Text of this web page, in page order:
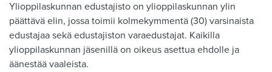
Ylioppilaskunnan edustajisto on ylioppilaskunnan ylin
päättävä elin, jossa toimii kolmekymmentä (30) varsinaista
edustajaa sekä edustajiston varaedustajat. Kaikilla
ylioppilaskunnan jäsenillä on oikeus asettua ehdolle ja
äänestää vaaleista.